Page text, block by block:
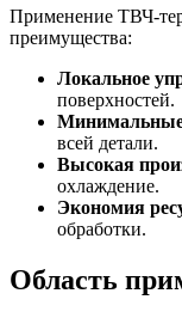
Применение ТВЧ-
преимущества:
Локальное
поверхностей.
всей детали.
Высокая
охлаждение.
Экономия
обработки.
Область